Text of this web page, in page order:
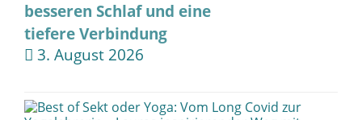
besseren Schlaf und eine
tiefere Verbindung
3. August 2026